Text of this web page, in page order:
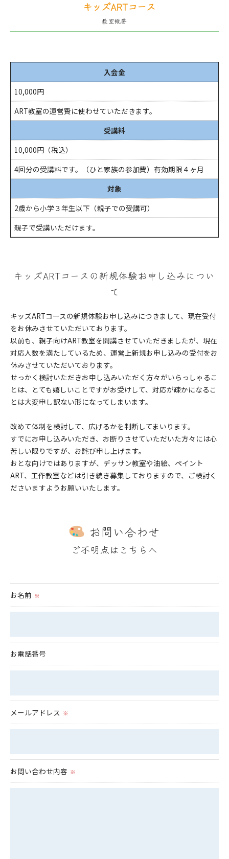
キッズARTコース
教室概要
入会金
10,000円
ART教室の運営費に使わせていただきます。
受講料
10,000円（税込）
4回分の受講料です。（ひと家族の参加費）有効期限４ヶ月
対象
2歳から小学３年生以下（親子での受講可）
親子で受講いただけます。
キッズARTコースの新規体験お申し込みについ
て
キッズARTコースの新規体験お申し込みにつきまして、現在受付
をお休みさせていただいております。
以前も、親子向けART教室を開講させていただきましたが、現在
対応人数を満たしているため、運営上新規お申し込みの受付をお
休みさせていただいております。
せっかく検討いただきお申し込みいただく方々がいらっしゃるこ
とは、とても嬉しいことですがお受けして、対応が疎かになるこ
とは大変申し訳ない形になってしまいます。
改めて体制を検討して、広げるかを判断してまいります。
すでにお申し込みいただき、お断りさせていただいた方々には心
苦しい限りですが、お詫び申し上げます。
おとな向けではありますが、デッサン教室や油絵、ペイント
ART、工作教室などは引き続き募集しておりますので、ご検討く
ださいますようお願いいたします。
ご不明点はこちらへ
お問い合わせ
お名前 ※
お電話番号
メールアドレス ※
お問い合わせ内容 ※